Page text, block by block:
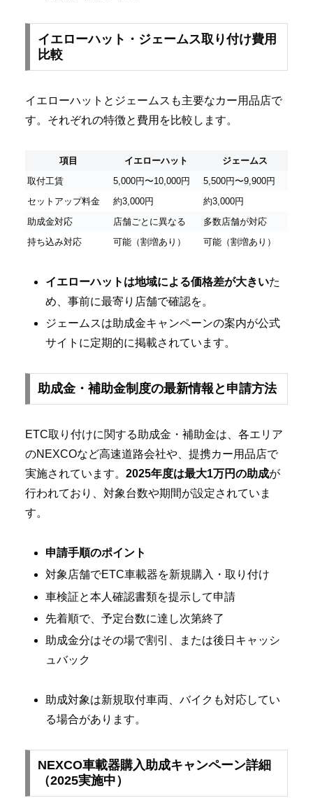
イエローハット・ジェームス取り付け費用
比較
イエローハットとジェームスも主要なカー用品店で
す。それぞれの特徴と費用を比較します。
項目 イエローハット
ジェームス
取付工賃
5,000円〜10,000円
5,500円〜9,900円
セットアップ料金
約3,000円
約3,000円
助成金対応
店舗ごとに異なる
多数店舗が対応
持ち込み対応
可能（割増あり） 可能（割増あり）
イエローハットは地域による価格差が大きいた
め、事前に最寄り店舗で確認を。
ジェームスは助成金キャンペーンの案内が公式
サイトに定期的に掲載されています。
助成金・補助金制度の最新情報と申請方法
ETC取り付けに関する助成金・補助金は、各エリア
のNEXCOなど高速道路会社や、提携カー用品店で
実施されています。 2025年度は最大1万円の助成が
行われており、対象台数や期間が設定されていま
す。
申請手順のポイント
対象店舗でETC車載器を新規購入・取り付け
車検証と本人確認書類を提示して申請
先着順で、予定台数に達し次第終了
助成金分はその場で割引、または後日キャッシ
ュバック
助成対象は新規取付車両、バイクも対応してい
る場合があります。
NEXCO車載器購入助成キャンペーン詳細
（2025実施中）